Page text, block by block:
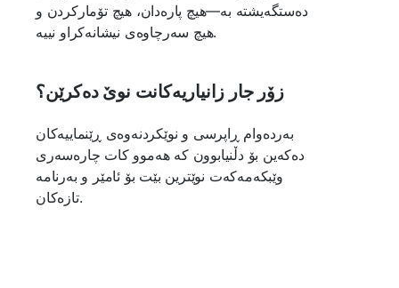
دەستگەیشتە بە—هیچ پارەدان، هیچ تۆمارکردن و
هیچ سەرچاوەی نیشانەکراو نییە.
زۆر جار زانیاریەکانت نوێ دەکرێن؟
بەردەوام ڕاپرسی و نوێکردنەوەی ڕێنماییەکان
دەکەین بۆ دڵنیابوون کە هەموو کات چارەسەری
وێبکەمەکەت نوێترین بێت بۆ ئامێر و بەرنامە
تازەکان.